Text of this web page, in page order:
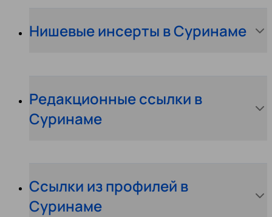
Нишевые инсерты в Суринаме
Редакционные ссылки в
Суринаме
Ссылки из профилей в
Суринаме